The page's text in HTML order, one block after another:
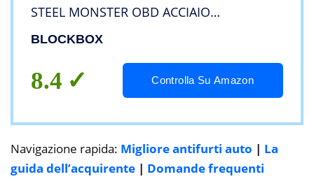
STEEL MONSTER OBD ACCIAIO
RINFORZATO protezione AUTO ANTIFURTO
Chiave cifrata Block Box
BLOCKBOX
8.4 Controlla Su Amazon
Navigazione rapida: Migliore antifurti auto | La
guida dell’acquirente | Domande frequenti